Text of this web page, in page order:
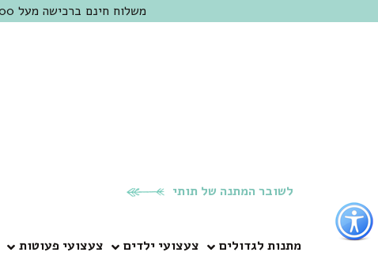
כפתור
לפתיחת
תפריט
נגישות
משלוח חינם ברכישה מעל 300 ש"ח | אופציה למשלוח מהיום להיום באזור המרכז | מוזמנים לבקר בחנות בכפר שמריהו
לשובר המתנה של תותי
מתנות לגדולים צעצועי ילדים צעצועי פעוטות